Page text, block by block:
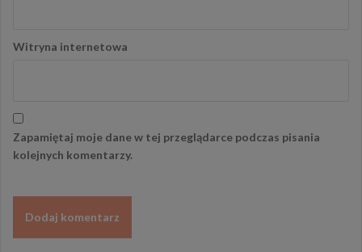
Witryna internetowa
Zapamiętaj moje dane w tej przeglądarce podczas pisania
kolejnych komentarzy.